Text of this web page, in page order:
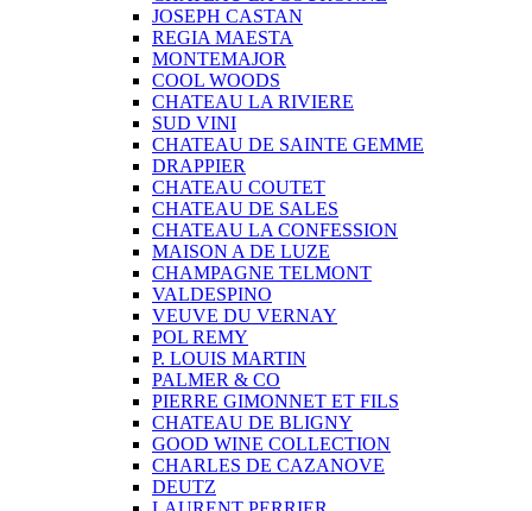
JOSEPH CASTAN
REGIA MAESTA
MONTEMAJOR
COOL WOODS
CHATEAU LA RIVIERE
SUD VINI
CHATEAU DE SAINTE GEMME
DRAPPIER
CHATEAU COUTET
CHATEAU DE SALES
CHATEAU LA CONFESSION
MAISON A DE LUZE
CHAMPAGNE TELMONT
VALDESPINO
VEUVE DU VERNAY
POL REMY
P. LOUIS MARTIN
PALMER & CO
PIERRE GIMONNET ET FILS
CHATEAU DE BLIGNY
GOOD WINE COLLECTION
CHARLES DE CAZANOVE
DEUTZ